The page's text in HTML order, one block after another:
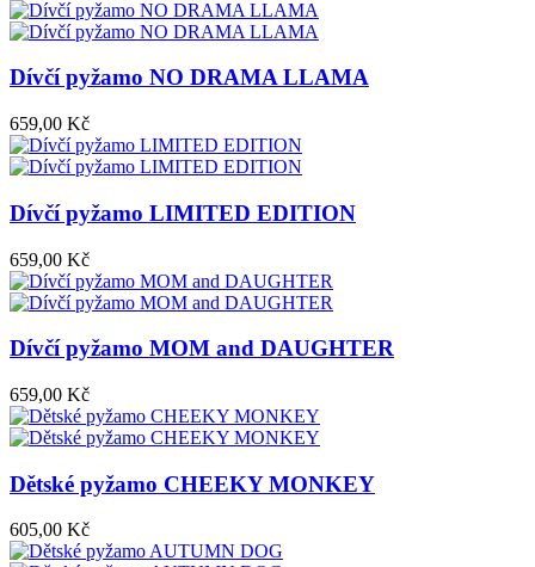
Dívčí pyžamo NO DRAMA LLAMA
659,00 Kč
Dívčí pyžamo LIMITED EDITION
659,00 Kč
Dívčí pyžamo MOM and DAUGHTER
659,00 Kč
Dětské pyžamo CHEEKY MONKEY
605,00 Kč